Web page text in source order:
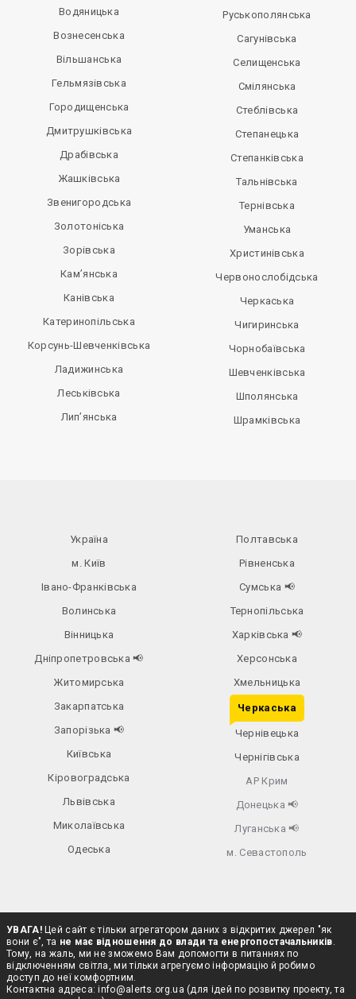
Водяницька
Вознесенська
Вільшанська
Гельмязівська
Городищенська
Дмитрушківська
Драбівська
Жашківська
Звенигородська
Золотоніська
Зорівська
Кам’янська
Канівська
Катеринопільська
Корсунь-Шевченківська
Ладижинська
Леськівська
Лип’янська
Руськополянська
Сагунівська
Селищенська
Смілянська
Стеблівська
Степанецька
Степанківська
Тальнівська
Тернівська
Уманська
Христинівська
Червонослобідська
Черкаська
Чигиринська
Чорнобаївська
Шевченківська
Шполянська
Шрамківська
Україна
м. Київ
Івано-Франківська
Волинська
Вінницька
Дніпропетровська📢
Житомирська
Закарпатська
Запорізька 📢
Київська
Кіровоградська
Львівська
Миколаївська
Одеська
Полтавська
Рівненська
Сумська 📢
Тернопільська
Харківська 📢
Херсонська
Хмельницька
Черкаська
Чернівецька
Чернігівська
АР Крим
Донецька 📢
Луганська 📢
м. Севастополь
УВАГА!Цей сайт є тільки агрегатором даних з відкритих джерел "як
вони є", та не має відношення до влади та енергопостачальників.
Тому, на жаль, ми не зможемо Вам допомогти в питаннях по
відключенням світла, ми тільки агрегуємо інформацію й робимо
доступ до неї комфортним.
Контактна адреса:info@alerts.org.ua (для ідей по розвитку проекту, та